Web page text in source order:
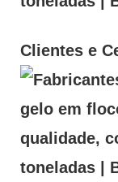
Clientes e